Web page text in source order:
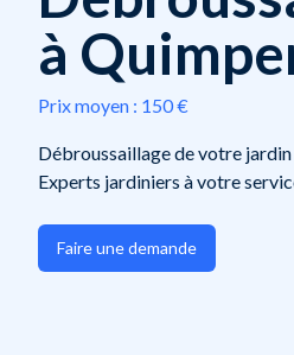
à
Prix moyen : 150 €
Débroussaillage de votre
Experts jardiniers à votre
Faire une demande